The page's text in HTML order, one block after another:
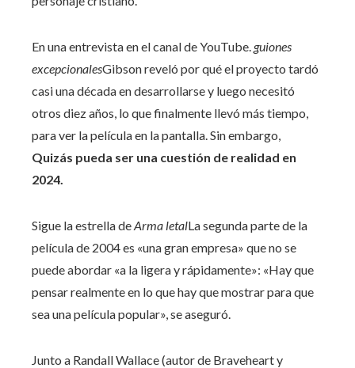
En una entrevista en el canal de YouTube. guiones
excepcionalesGibson reveló por qué el proyecto tardó
casi una década en desarrollarse y luego necesitó
otros diez años, lo que finalmente llevó más tiempo,
para ver la película en la pantalla. Sin embargo,
Quizás pueda ser una cuestión de realidad en
2024.
Sigue la estrella deArma letalLa segunda parte de la
película de 2004 es «una gran empresa» que no se
puede abordar «a la ligera y rápidamente»: «Hay que
pensar realmente en lo que hay que mostrar para que
sea una película popular», se aseguró.
Junto a Randall Wallace (autor de Braveheart y